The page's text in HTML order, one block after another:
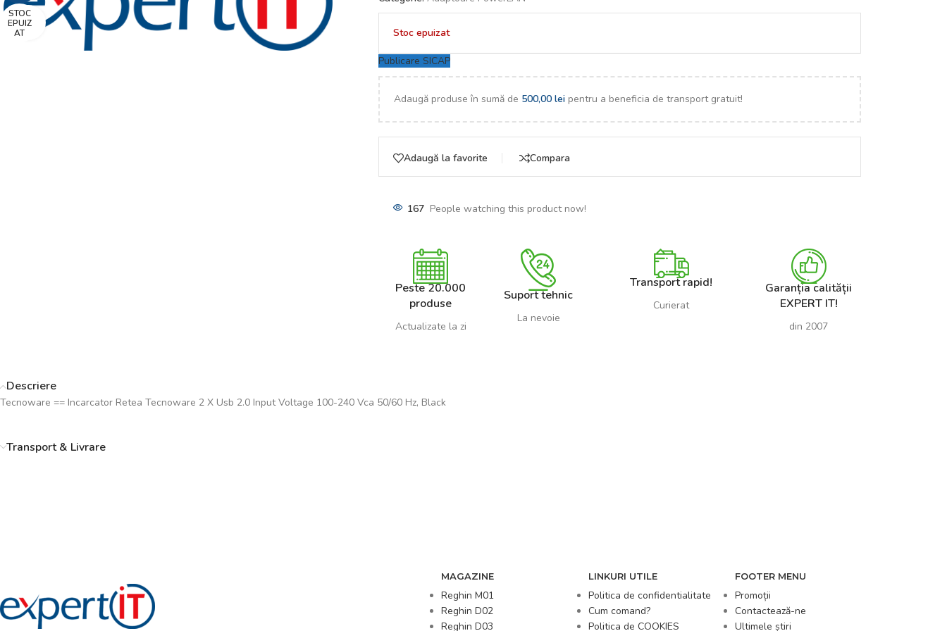
STOC
EPUIZ
AT
Faceți click pentru a mări
Stoc epuizat
Publicare SICAP
Adaugă produse în sumă de 500,00 leipentru a beneficia de transport gratuit!
Adaugă la favorite Compara
167 People watching this product now!
Peste 20.000
produse
Actualizate la zi
Suport tehnic
La nevoie
Transport rapid!
Curierat
Garanția calității
EXPERT IT!
din 2007
Descriere
Tecnoware == Incarcator Retea Tecnoware 2 X Usb 2.0 Input Voltage 100-240 Vca 50/60 Hz, Black
Transport & Livrare
MAGAZINE
Reghin M01
Reghin D02
Reghin D03
LINKURI UTILE
Politica de confidentialitate
Cum comand?
Politica de COOKIES
FOOTER MENU
Promoții
Contactează-ne
Ultimele știri